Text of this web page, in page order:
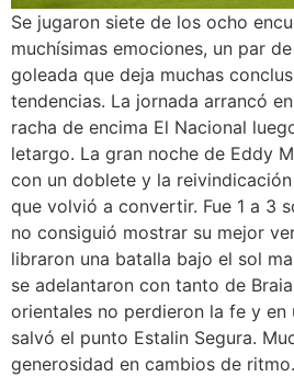
Se jugaron siete de los ocho
muchísimas emociones, un par
goleada que deja muchas
tendencias. La jornada arrancó
racha de encima El Nacional
letargo. La gran noche de Eddy
con un doblete y la
que volvió a convertir. Fue 1 a 3
no consiguió mostrar su mejor
libraron una batalla bajo el sol
se adelantaron con tanto de
orientales no perdieron la fe y en
salvó el punto Estalin Segura.
generosidad en cambios de